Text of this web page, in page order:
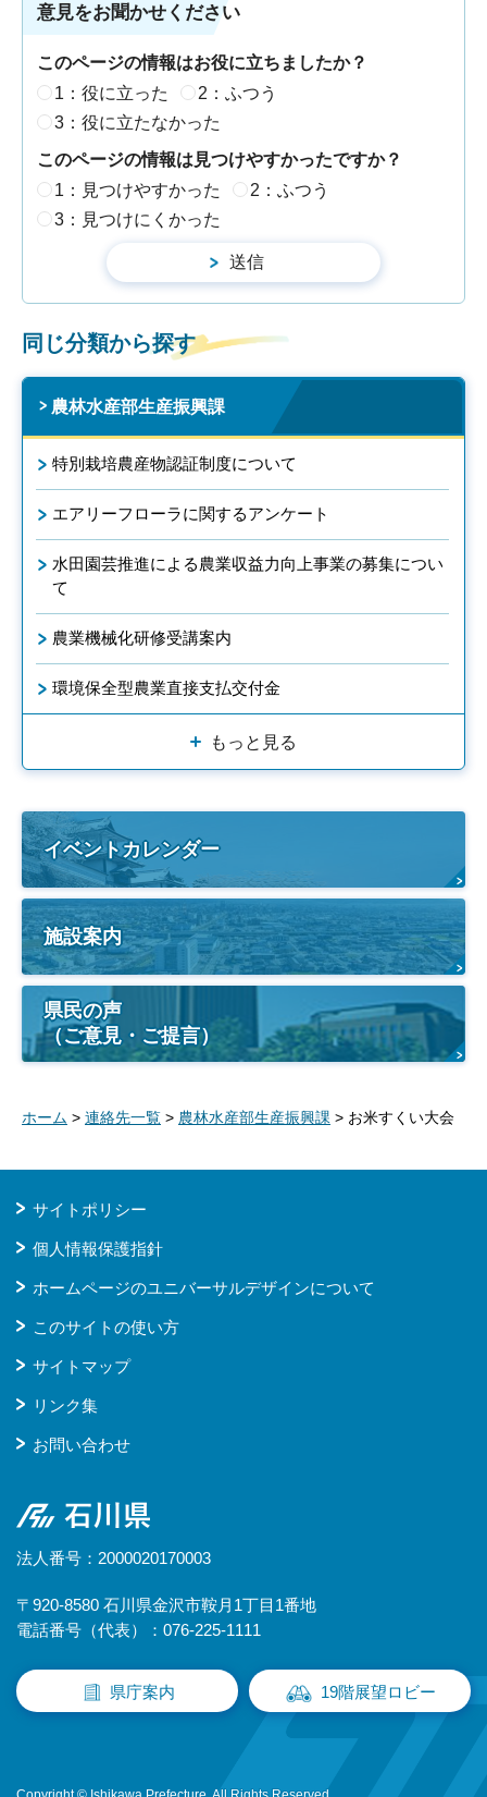
意見をお聞かせください
このページの情報はお役に立ちましたか？
1：役に立った
2：ふつう
3：役に立たなかった
このページの情報は見つけやすかったですか？
1：見つけやすかった
2：ふつう
3：見つけにくかった
同じ分類から探す
農林水産部生産振興課
特別栽培農産物認証制度について
エアリーフローラに関するアンケート
水田園芸推進による農業収益力向上事業の募集につい
て
農業機械化研修受講案内
環境保全型農業直接支払交付金
もっと見る
イベントカレンダー
施設案内
県民の声
（ご意見・ご提言）
ホーム > 連絡先一覧 > 農林水産部生産振興課 > お米すくい大会
サイトポリシー
個人情報保護指針
ホームページのユニバーサルデザインについて
このサイトの使い方
サイトマップ
リンク集
お問い合わせ
石川県
法人番号：2000020170003
〒920-8580 石川県金沢市鞍月1丁目1番地
電話番号（代表）：076-225-1111
県庁案内 19階展望ロビー